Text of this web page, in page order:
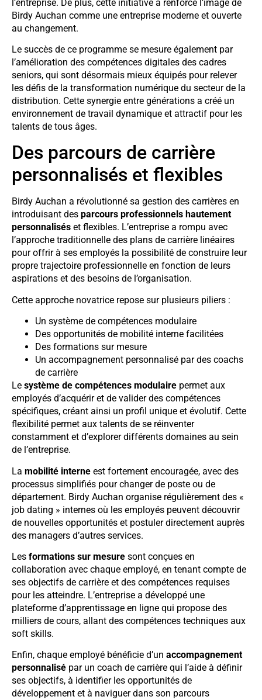
l’entreprise. De plus, cette initiative a renforcé l’image de
Birdy Auchan comme une entreprise moderne et ouverte
au changement.
Le succès de ce programme se mesure également par
l’amélioration des compétences digitales des cadres
seniors, qui sont désormais mieux équipés pour relever
les défis de la transformation numérique du secteur de la
distribution. Cette synergie entre générations a créé un
environnement de travail dynamique et attractif pour les
talents de tous âges.
Des parcours de carrière
personnalisés et flexibles
Birdy Auchan a révolutionné sa gestion des carrières en
introduisant des parcours professionnels hautement
personnalisés et flexibles. L’entreprise a rompu avec
l’approche traditionnelle des plans de carrière linéaires
pour offrir à ses employés la possibilité de construire leur
propre trajectoire professionnelle en fonction de leurs
aspirations et des besoins de l’organisation.
Cette approche novatrice repose sur plusieurs piliers :
Un système de compétences modulaire
Des opportunités de mobilité interne facilitées
Des formations sur mesure
Un accompagnement personnalisé par des coachs
de carrière
Le système de compétences modulaire permet aux
employés d’acquérir et de valider des compétences
spécifiques, créant ainsi un profil unique et évolutif. Cette
flexibilité permet aux talents de se réinventer
constamment et d’explorer différents domaines au sein
de l’entreprise.
La mobilité interne est fortement encouragée, avec des
processus simplifiés pour changer de poste ou de
département. Birdy Auchan organise régulièrement des «
job dating » internes où les employés peuvent découvrir
de nouvelles opportunités et postuler directement auprès
des managers d’autres services.
Les formations sur mesure sont conçues en
collaboration avec chaque employé, en tenant compte de
ses objectifs de carrière et des compétences requises
pour les atteindre. L’entreprise a développé une
plateforme d’apprentissage en ligne qui propose des
milliers de cours, allant des compétences techniques aux
soft skills.
Enfin, chaque employé bénéficie d’un accompagnement
personnalisé par un coach de carrière qui l’aide à définir
ses objectifs, à identifier les opportunités de
développement et à naviguer dans son parcours